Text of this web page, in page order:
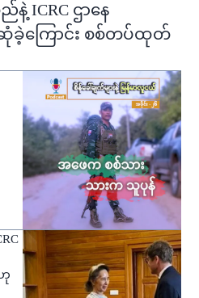
နဲ့ ICRC ဌာနေ
ကြောင်း စစ်တပ်ထုတ်